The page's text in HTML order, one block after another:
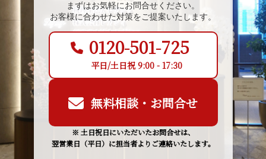
まずはお気軽にお問合せください。
お客様に合わせた対策をご提案いたします。
0120-501-725
平日/土日祝 9:00 - 17:30
無料相談・お問合せ
※ 土日祝日にいただいたお問合せは、
翌営業日（平日）に担当者よりご連絡いたします。